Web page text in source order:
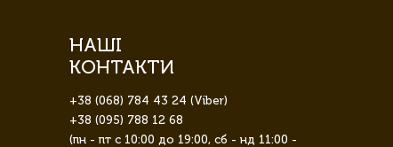
НАШІ
КОНТАКТИ
+38 (068) 784 43 24 (Viber)
+38 (095) 788 12 68
(пн - пт с 10:00 до 19:00, сб - нд 11:00 -